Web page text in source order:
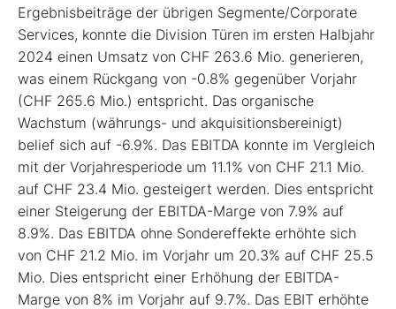
Ergebnisbeiträge der übrigen Segmente/Corporate
Services, konnte die Division Türen im ersten Halbjahr
2024 einen Umsatz von CHF 263.6 Mio. generieren,
was einem Rückgang von -0.8% gegenüber Vorjahr
(CHF 265.6 Mio.) entspricht. Das organische
Wachstum (währungs- und akquisitionsbereinigt)
belief sich auf -6.9%. Das EBITDA konnte im Vergleich
mit der Vorjahresperiode um 11.1% von CHF 21.1 Mio.
auf CHF 23.4 Mio. gesteigert werden. Dies entspricht
einer Steigerung der EBITDA-Marge von 7.9% auf
8.9%. Das EBITDA ohne Sondereffekte erhöhte sich
von CHF 21.2 Mio. im Vorjahr um 20.3% auf CHF 25.5
Mio. Dies entspricht einer Erhöhung der EBITDA-
Marge von 8% im Vorjahr auf 9.7%. Das EBIT erhöhte